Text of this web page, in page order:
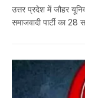
उत्तर प्रदेश में जौहर
समाजवादी पार्टी का